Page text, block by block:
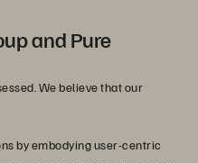
and Pure
We believe that our
by embodying user-centric